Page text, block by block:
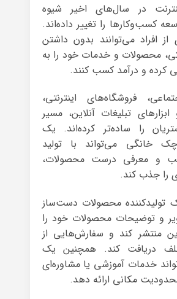
در سال‌های اخیر شیوه
کسب‌وکارها را تغییر داده‌اند.
از افراد می‌توانند بدون داشتن
محصولات و خدمات خود را به
کرده و درآمد کسب کنند.
فروشگاه‌های اینترنتی،
تبلیغات آنلاین، مسیر
را ساده‌تر کرده‌اند. یک
خانگی می‌تواند با تولید
و معرفی درست محصولات،
را جذب کند.
تولیدکننده محصولات دست‌ساز
و توضیحات محصولات خود را
منتشر کند و سفارش‌هایی از
دریافت کند. همچنین یک
خدمات آموزشی یا مشاوره‌ای
مکانی ارائه دهد.